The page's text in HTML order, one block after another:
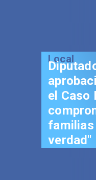
Local
el Caso
verdad"